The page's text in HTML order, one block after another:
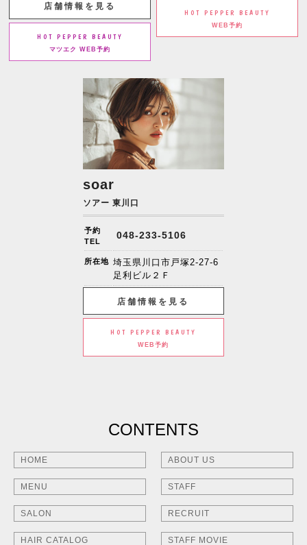
店舗情報を見る
HOT PEPPER BEAUTY
マツエク WEB予約
HOT PEPPER BEAUTY
WEB予約
soar
ソアー 東川口
予約
TEL
048-233-5106
所在地 埼玉県川口市戸塚2-27-6
足利ビル２Ｆ
店舗情報を見る
HOT PEPPER BEAUTY
WEB予約
CONTENTS
HOME ABOUT US
MENU STAFF
SALON RECRUIT
HAIR CATALOG STAFF MOVIE